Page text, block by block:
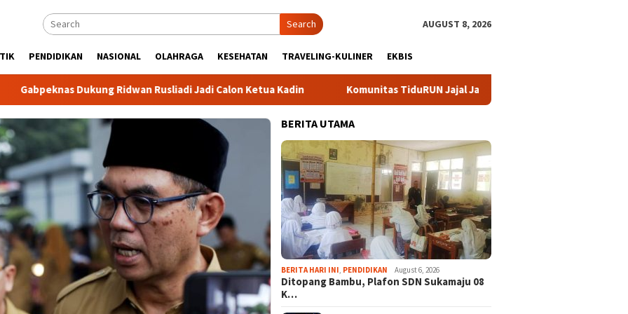
Search AUGUST 8, 2026
PENDIDIKAN NASIONAL OLAHRAGA KESEHATAN TRAVELING-KULINER EKBIS
Dukung Ridwan Rusliadi Jadi Calon Ketua Kadin Komunitas TiduRUN Jajal Jalur Baru Trekking dan Trail Run
BERITA UTAMA
BERITA HARI INI PENDIDIKAN August 6, 2026
Ditopang Bambu, Plafon SDN Sukamaju 08
K…